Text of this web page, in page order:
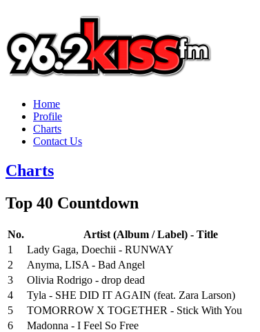
Home
Profile
Charts
Contact Us
Charts
Top 40 Countdown
No.
Artist (Album / Label) - Title
1
Lady Gaga, Doechii - RUNWAY
2
Anyma, LISA - Bad Angel
3
Olivia Rodrigo - drop dead
4
Tyla - SHE DID IT AGAIN (feat. Zara Larson)
5
TOMORROW X TOGETHER - Stick With You
6
Madonna - I Feel So Free